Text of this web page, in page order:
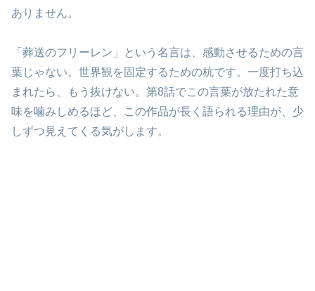
ありません。
「葬送のフリーレン」という名言は、感動させるための言
葉じゃない。世界観を固定するための杭です。一度打ち込
まれたら、もう抜けない。第8話でこの言葉が放たれた意
味を噛みしめるほど、この作品が長く語られる理由が、少
しずつ見えてくる気がします。